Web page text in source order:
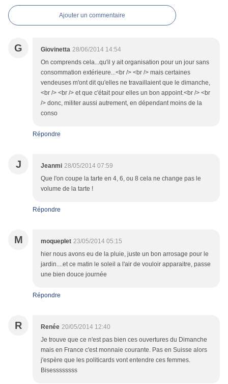
Ajouter un commentaire
G Giovinetta 28/06/2014 14:54
On comprends cela...qu'il y ait organisation pour un jour sans
consommation extérieure...<br /> <br /> mais certaines
vendeuses m'ont dit qu'elles ne travaillaient que le dimanche,
<br /> <br /> et que c'était pour elles un bon appoint.<br /> <br
/> donc, militer aussi autrement, en dépendant moins de la
conso
Répondre
J Jeanmi 28/05/2014 07:59
Que l'on coupe la tarte en 4, 6, ou 8 cela ne change pas le
volume de la tarte !
Répondre
M moqueplet 23/05/2014 05:15
hier nous avons eu de la pluie, juste un bon arrosage pour le
jardin....et ce matin le soleil a l'air de vouloir apparaitre, passe
une bien douce journée
Répondre
R Renée 20/05/2014 12:40
Je trouve que ce n'est pas bien ces ouvertures du Dimanche
mais en France c'est monnaie courante. Pas en Suisse alors
j'espère que les politicards vont entendre ces femmes.
Bisessssssss